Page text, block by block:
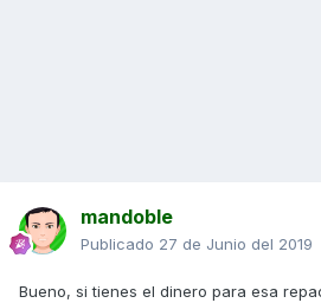
mandoble
Publicado 27 de Junio del 2019
Bueno, si tienes el dinero para esa